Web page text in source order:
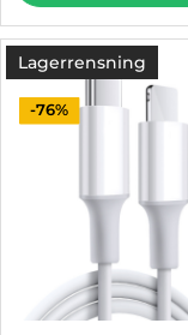
Lagerrensning
-76%